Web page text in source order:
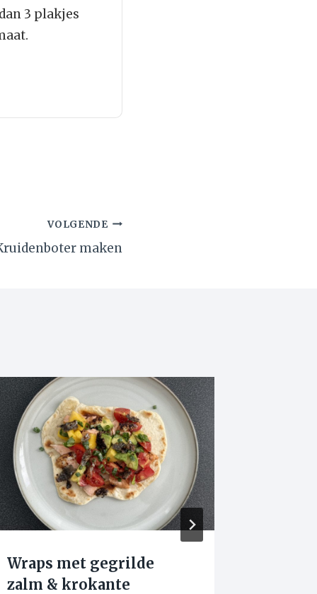
3 plakjes
VOLGENDE
maken
Wraps met gegrilde
zalm & krokante